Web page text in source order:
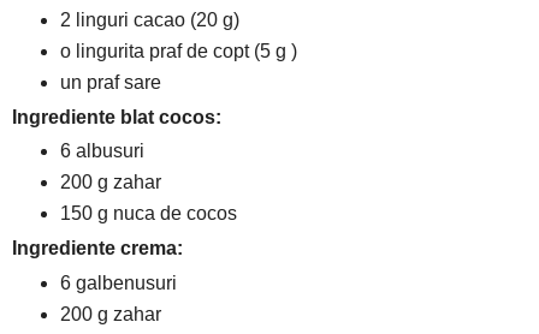
2 linguri cacao (20 g)
o lingurita praf de copt (5 g )
un praf sare
Ingrediente blat cocos:
6 albusuri
200 g zahar
150 g nuca de cocos
Ingrediente crema:
6 galbenusuri
200 g zahar